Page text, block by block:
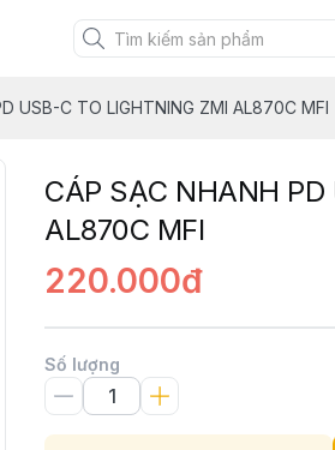
USB-C TO LIGHTNING ZMI AL870C MFI
CÁP SẠC NHANH
AL870C MFI
220.000đ
Số lượng